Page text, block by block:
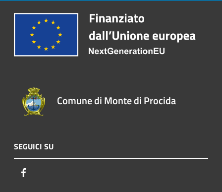
Comune di Monte di Procida
SEGUICI SU